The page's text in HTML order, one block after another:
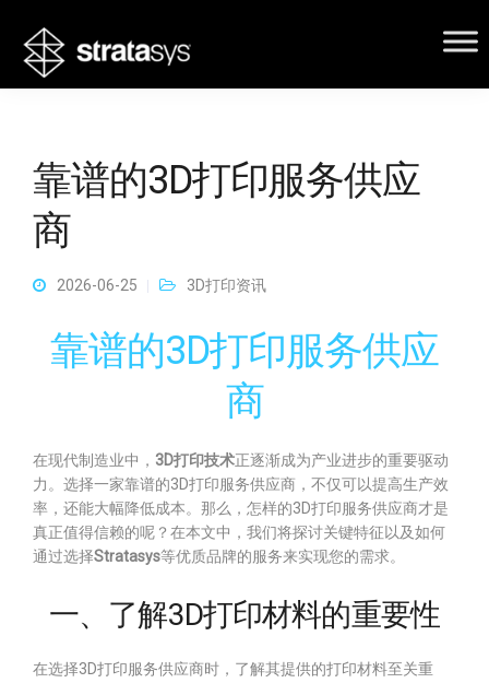
靠谱的3D打印服务供应
商
2026-06-25 3D打印资讯
靠谱的3D打印服务供应
商
在现代制造业中， 3D打印技术正逐渐成为产业进步的重要驱动
力。选择一家靠谱的3D打印服务供应商，不仅可以提高生产效
率，还能大幅降低成本。那么，怎样的3D打印服务供应商才是
真正值得信赖的呢？在本文中，我们将探讨关键特征以及如何
通过选择Stratasys等优质品牌的服务来实现您的需求。
一、了解3D打印材料的重要性
在选择3D打印服务供应商时，了解其提供的打印材料至关重